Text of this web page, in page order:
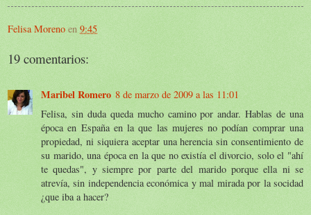
Felisa Moreno en 9:45
19 comentarios:
Maribel Romero 8 de marzo de 2009 a las 11:01
Felisa, sin duda queda mucho camino por andar. Hablas de una
época en España en la que las mujeres no podían comprar una
propiedad, ni siquiera aceptar una herencia sin consentimiento de
su marido, una época en la que no existía el divorcio, solo el "ahí
te quedas", y siempre por parte del marido porque ella ni se
atrevía, sin independencia económica y mal mirada por la socidad
¿que iba a hacer?